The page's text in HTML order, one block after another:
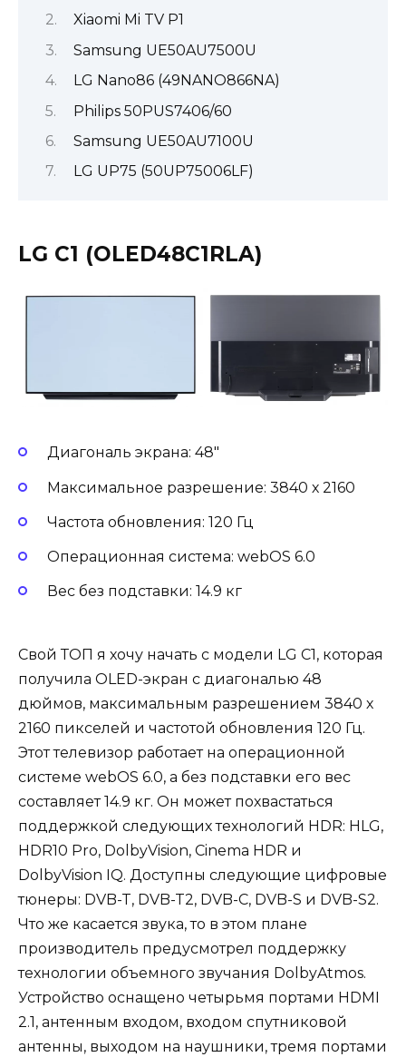
Xiaomi Mi TV P1
Samsung UE50AU7500U
LG Nano86 (49NANO866NA)
Philips 50PUS7406/60
Samsung UE50AU7100U
LG UP75 (50UP75006LF)
LG C1 (OLED48C1RLA)
Диагональ экрана: 48″
Максимальное разрешение: 3840 х 2160
Частота обновления: 120 Гц
Операционная система: webOS 6.0
Вес без подставки: 14.9 кг
Свой ТОП я хочу начать с модели LG C1, которая
получила OLED-экран с диагональю 48
дюймов, максимальным разрешением 3840 х
2160 пикселей и частотой обновления 120 Гц.
Этот телевизор работает на операционной
системе webOS 6.0, а без подставки его вес
составляет 14.9 кг. Он может похвастаться
поддержкой следующих технологий HDR: HLG,
HDR10 Pro, DolbyVision, Cinema HDR и
DolbyVision IQ. Доступны следующие цифровые
тюнеры: DVB-T, DVB-T2, DVB-C, DVB-S и DVB-S2.
Что же касается звука, то в этом плане
производитель предусмотрел поддержку
технологии объемного звучания DolbyAtmos.
Устройство оснащено четырьмя портами HDMI
2.1, антенным входом, входом спутниковой
антенны, выходом на наушники, тремя портами